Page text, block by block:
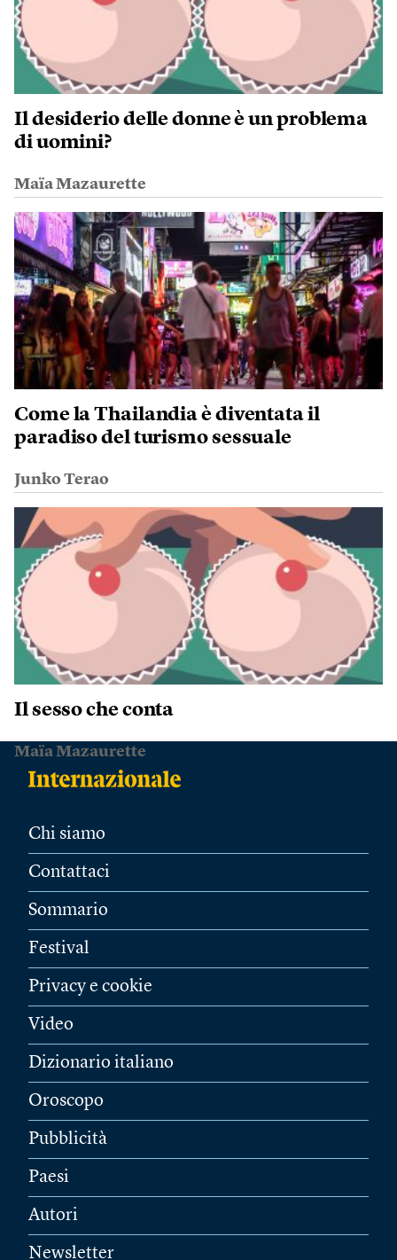
Il desiderio delle donne è un problema
di uomini?
Maïa Mazaurette
Come la Thailandia è diventata il
paradiso del turismo sessuale
Junko Terao
Il sesso che conta
Maïa Mazaurette
Chi siamo
Contattaci
Sommario
Festival
Privacy e cookie
Video
Dizionario italiano
Oroscopo
Pubblicità
Paesi
Autori
Newsletter